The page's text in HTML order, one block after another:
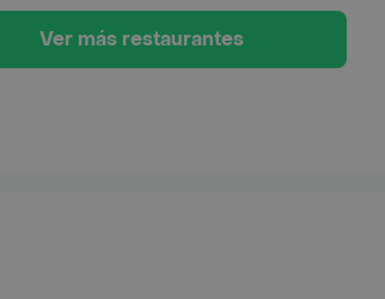
Ver más restaurantes